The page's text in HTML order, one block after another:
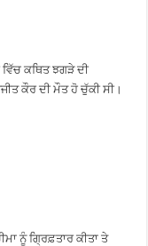
ਕਥਿਤ ਝਗੜੇ ਦੀ
ਕੌਰ ਦੀ ਮੌਤ ਹੋ ਚੁੱਕੀ ਸੀ।
ਨੂੰ ਗ੍ਰਿਫ਼ਤਾਰ ਕੀਤਾ ਤੇ